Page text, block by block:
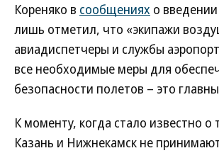
Кореняко в сообщениях о
лишь отметил, что «экипажи
авиадиспетчеры и службы
все необходимые меры для
безопасности полетов – это
К моменту, когда стало известно о
Казань и Нижнекамск не